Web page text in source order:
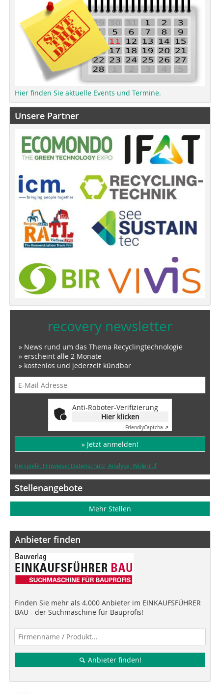
Hier finden Sie aktuelle Events und Termine.
Unsere Partner
recovery newsletter
» News rund um das Thema Recyclingtechnologie
» erscheint alle 2 Monate
» kostenlos und jederzeit kündbar
Anti-Roboter-Verifizierung
Hier klicken
FriendlyCaptcha ⇗
» Jetzt anmelden!
Beispiele, Hinweise: Datenschutz, Analyse, Widerruf
Stellenangebote
Mehr Stellen
Anbieter finden
Finden Sie mehr als 4.000 Anbieter im EINKAUFSFÜHRER
BAU - der Suchmaschine für Bauprofis!
Anbieter finden!